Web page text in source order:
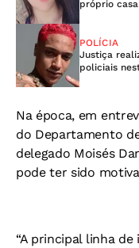
próprio
POLÍCIA
Justiça
policiais
Na época, em
do Departamento
delegado Moisés
pode ter sido
“A principal linha